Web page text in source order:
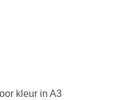
kleur in A3